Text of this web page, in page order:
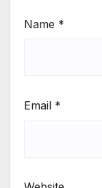
Name *
Email *